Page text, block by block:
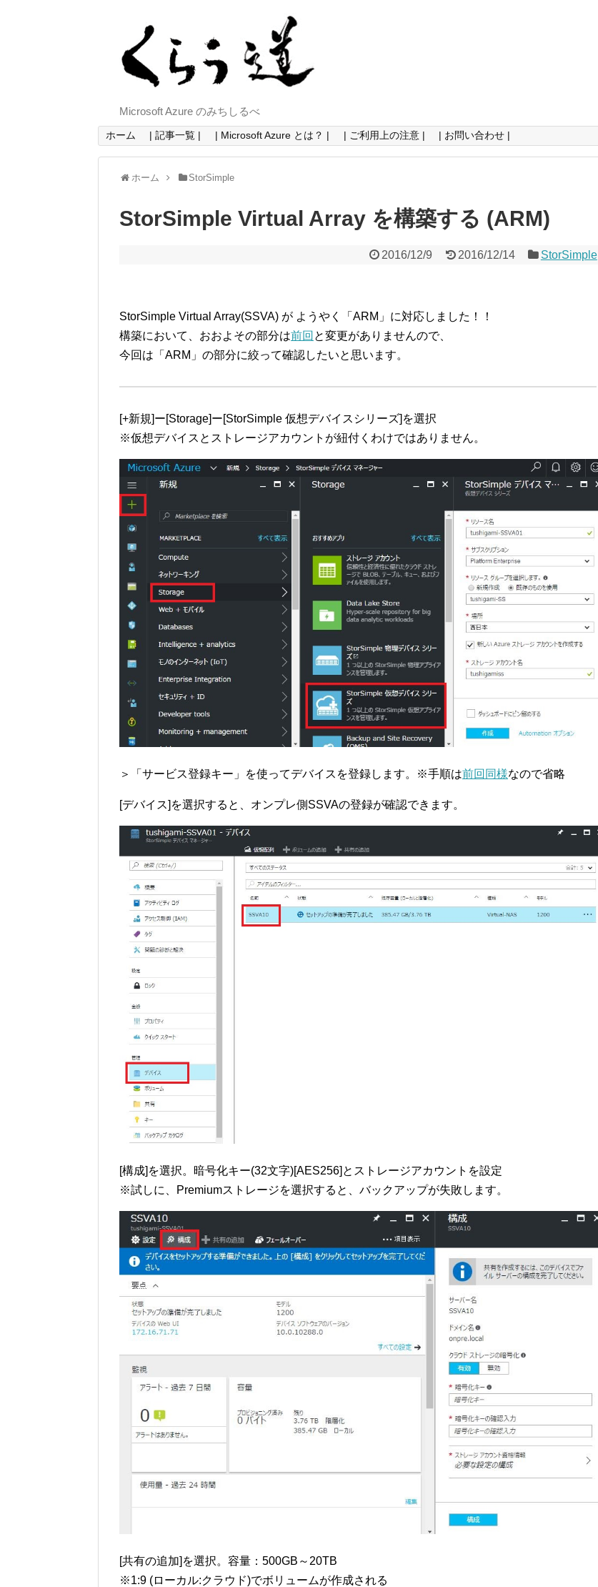
Microsoft Azure のみちしるべ
ホーム | 記事一覧 | | Microsoft Azure とは？ | | ご利用上の注意 | | お問い合わせ |
ホーム StorSimple
StorSimple Virtual Array を構築する (ARM)
2016/12/9 2016/12/14 StorSimple
StorSimple Virtual Array(SSVA) が ようやく「ARM」に対応しました！！
構築において、おおよその部分は前回 と変更がありませんので、
今回は「ARM」の部分に絞って確認したいと思います。
[+新規]ー[Storage]ー[StorSimple 仮想デバイスシリーズ]を選択
※仮想デバイスとストレージアカウントが紐付くわけではありません。
＞「サービス登録キー」を使ってデバイスを登録します。※手順は前回同様なので省略
[デバイス]を選択すると、オンプレ側SSVAの登録が確認できます。
[構成]を選択。暗号化キー(32文字)[AES256]とストレージアカウントを設定
※試しに、Premiumストレージを選択すると、バックアップが失敗します。
[共有の追加]を選択。容量：500GB～20TB
※1:9 (ローカル:クラウド)でボリュームが作成される